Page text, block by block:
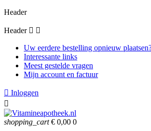
Header
Header  
Uw eerdere bestelling opnieuw
Interessante links
Meest gestelde vragen
Mijn account en factuur
 Inloggen

shopping_cart € 0,00 0